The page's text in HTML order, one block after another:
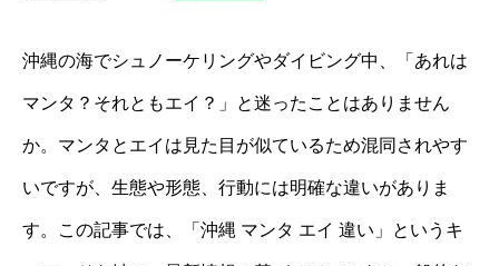
沖縄の海でシュノーケリングやダイビング中、「あれは
マンタ？それともエイ？」と迷ったことはありません
か。マンタとエイは見た目が似ているため混同されやす
いですが、生態や形態、行動には明確な違いがありま
す。この記事では、「沖縄 マンタ エイ 違い」というキ